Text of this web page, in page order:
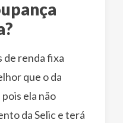
de renda fixa
que o da
ela não
da Selic e terá